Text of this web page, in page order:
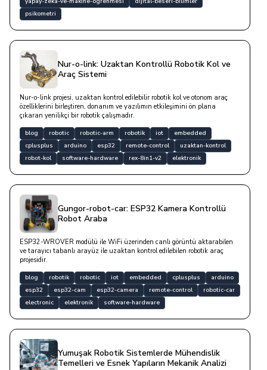
psikometri
Nur-o-link: Uzaktan Kontrollü Robotik Kol ve
Araç Sistemi
Nur-o-link projesi, uzaktan kontrol edilebilir robotik kol ve otonom araç
özelliklerini birleştiren, donanım ve yazılımın etkileşimini ön plana
çıkaran yenilikçi bir robotik çalışmadır.
blog robotic robotic-arm robotik iot
embedded
cplusplus
arduino esp32 remote-control
uzaktan-kontrol
robot-kol
software-hardware rex-8in1-v2 elektronik
Gungor-robot-car: ESP32 Kamera Kontrollü
Robot Araba
ESP32-WROVER modülü ile WiFi üzerinden canlı görüntü aktarabilen
ve tarayıcı tabanlı arayüz ile uzaktan kontrol edilebilen robotik araç
projesidir.
blog robotik robotic iot embedded cplusplus
arduino
esp32
esp32-cam esp32-camera remote-control
robotic-car
electronic
elektronik software-hardware
Yumuşak Robotik Sistemlerde Mühendislik
Temelleri ve Esnek Yapıların Mekanik Analizi